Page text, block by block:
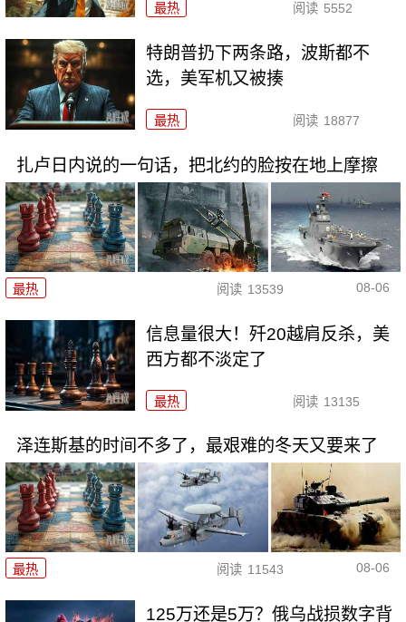
最热 阅读 5552
特朗普扔下两条路，波斯都不
选，美军机又被揍
最热 阅读 18877
扎卢日内说的一句话，把北约的脸按在地上摩擦
最热 阅读 13539 08-06
信息量很大！歼20越肩反杀，美
西方都不淡定了
最热 阅读 13135
泽连斯基的时间不多了，最艰难的冬天又要来了
最热 阅读 11543 08-06
125万还是5万？俄乌战损数字背